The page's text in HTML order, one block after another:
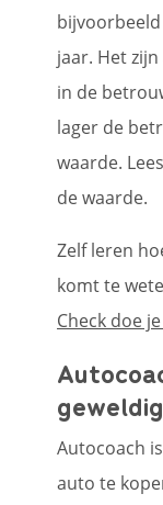
jaar. Het
in de
lager de
waarde.
de waarde.
Zelf leren
komt te
Check doe
Autocoach
auto te